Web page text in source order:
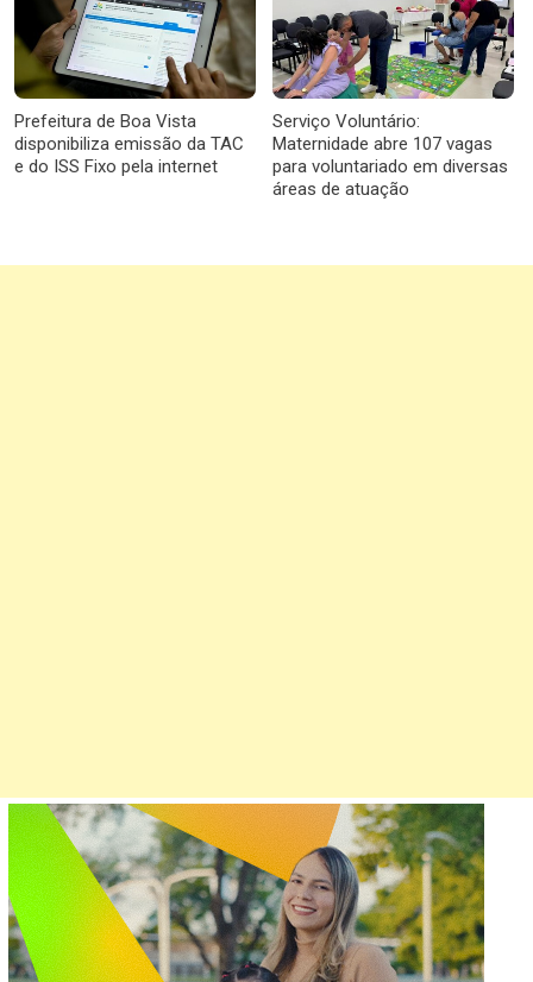
Prefeitura de Boa Vista
disponibiliza emissão da TAC
e do ISS Fixo pela internet
Serviço Voluntário:
Maternidade abre 107 vagas
para voluntariado em diversas
áreas de atuação